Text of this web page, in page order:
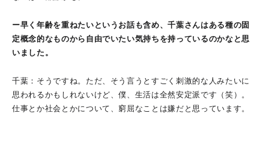
ー早く年齢を重ねたいというお話も含め、千葉さんはある種の固
定概念的なものから自由でいたい気持ちを持っているのかなと思
いました。
千葉：そうですね。ただ、そう言うとすごく刺激的な人みたいに
思われるかもしれないけど、僕、生活は全然安定派です（笑）。
仕事とか社会とかについて、窮屈なことは嫌だと思っています。